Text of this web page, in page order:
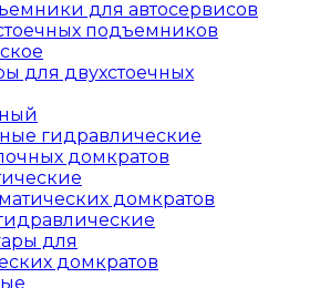
для автосервисов
подъемников
для двухстоечных
гидравлические
домкратов
домкратов
для
домкратов